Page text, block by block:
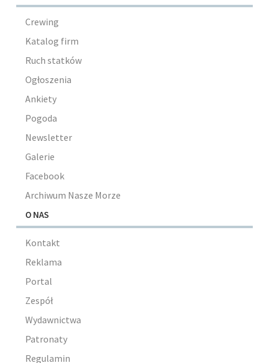
Crewing
Katalog firm
Ruch statków
Ogłoszenia
Ankiety
Pogoda
Newsletter
Galerie
Facebook
Archiwum Nasze Morze
O NAS
Kontakt
Reklama
Portal
Zespół
Wydawnictwa
Patronaty
Regulamin